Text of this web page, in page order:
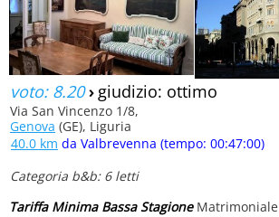
voto: 8.20› giudizio: ottimo
Via San Vincenzo 1/8,
Genova (GE), Liguria
40.0 km da Valbrevenna (tempo: 00:47:00)
Categoria b&b: 6 letti
Tariffa Minima Bassa StagioneMatrimoniale